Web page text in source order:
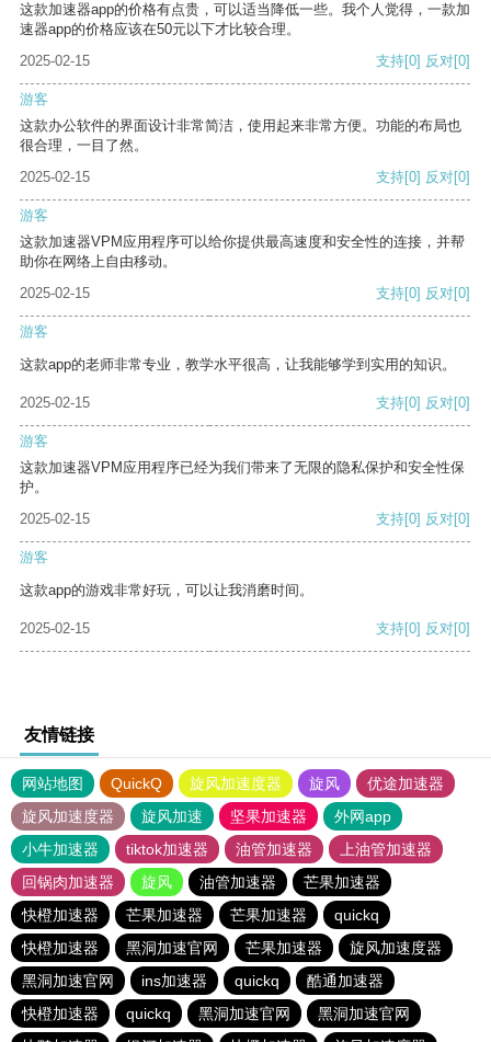
这款加速器app的价格有点贵，可以适当降低一些。我个人觉得，一款加
速器app的价格应该在50元以下才比较合理。
2025-02-15
支持[0] 反对[0]
游客
这款办公软件的界面设计非常简洁，使用起来非常方便。功能的布局也
很合理，一目了然。
2025-02-15
支持[0] 反对[0]
游客
这款加速器VPM应用程序可以给你提供最高速度和安全性的连接，并帮
助你在网络上自由移动。
2025-02-15
支持[0] 反对[0]
游客
这款app的老师非常专业，教学水平很高，让我能够学到实用的知识。
2025-02-15 支持[0] 反对[0]
游客
这款加速器VPM应用程序已经为我们带来了无限的隐私保护和安全性保
护。
2025-02-15
支持[0] 反对[0]
游客
这款app的游戏非常好玩，可以让我消磨时间。
2025-02-15 支持[0] 反对[0]
友情链接
网站地图 QuickQ 旋风加速度器 旋风
优途加速器
旋风加速度器
旋风加速 坚果加速器
外网app
小牛加速器
tiktok加速器 油管加速器
上油管加速器
回锅肉加速器
旋风 油管加速器
芒果加速器
快橙加速器
芒果加速器 芒果加速器
quickq
快橙加速器
黑洞加速官网 芒果加速器
旋风加速度器
黑洞加速官网
ins加速器 quickq
酷通加速器
快橙加速器
quickq 黑洞加速官网
黑洞加速官网